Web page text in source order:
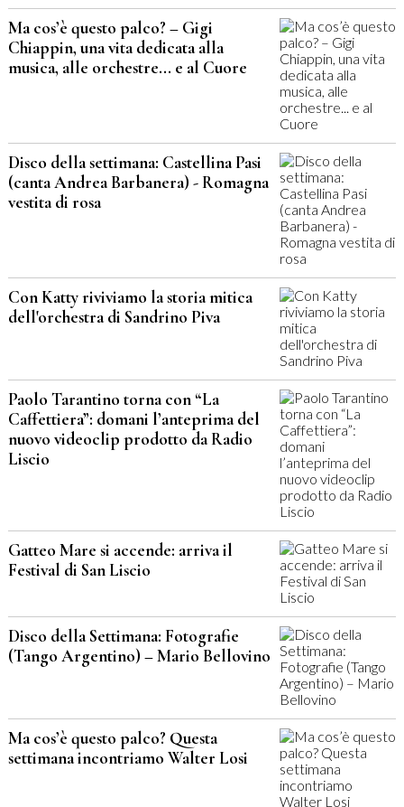
Ma cos’è questo palco? – Gigi
Chiappin, una vita dedicata alla
musica, alle orchestre... e al Cuore
Disco della settimana: Castellina Pasi
(canta Andrea Barbanera) - Romagna
vestita di rosa
Con Katty riviviamo la storia mitica
dell'orchestra di Sandrino Piva
Paolo Tarantino torna con “La
Caffettiera”: domani l’anteprima del
nuovo videoclip prodotto da Radio
Liscio
Gatteo Mare si accende: arriva il
Festival di San Liscio
Disco della Settimana: Fotografie
(Tango Argentino) – Mario Bellovino
Ma cos’è questo palco? Questa
settimana incontriamo Walter Losi